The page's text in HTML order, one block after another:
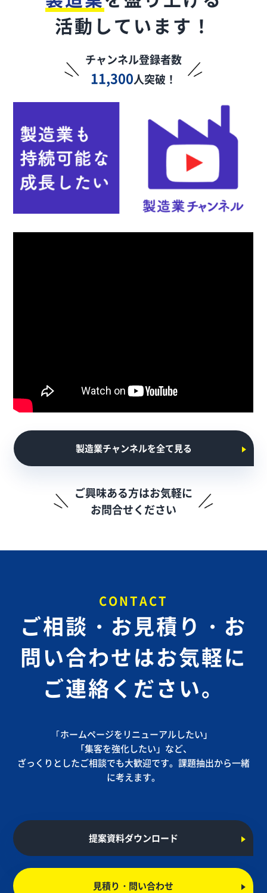
活動しています！
チャンネル登録者数
11,300人突破！
製造業チャンネルを全て見る
ご興味ある方はお気軽に
お問合せください
CONTACT
ご相談・お見積り・お
問い合わせはお気軽に
ご連絡ください。
｢ホームページをリニューアルしたい」
「集客を強化したい」など、
ざっくりとしたご相談でも大歓迎です。課題抽出から一緒
に考えます。
提案資料ダウンロード
見積り・問い合わせ